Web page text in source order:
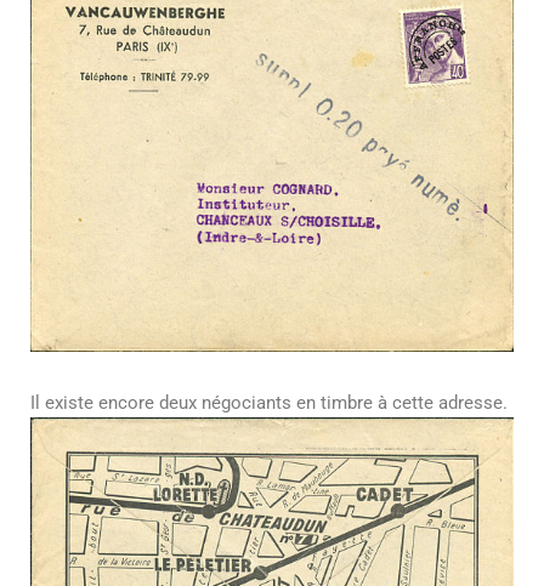
Il existe encore deux négociants en timbre à cette adresse.